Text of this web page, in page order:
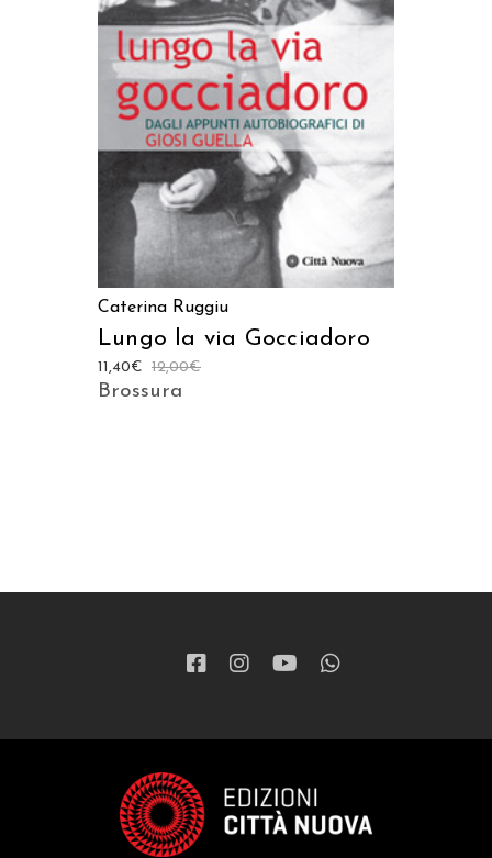
AGGIUNGI AL CARRELLO
Caterina Ruggiu
Lungo la via Gocciadoro
12,00€
11,40€
Brossura